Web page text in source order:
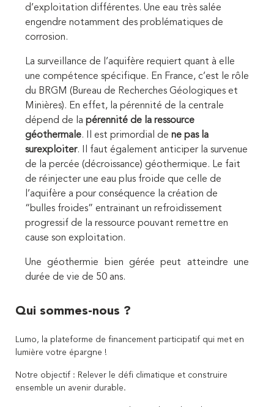
d’exploitation différentes. Une eau très salée
engendre notamment des problématiques de
corrosion.
La surveillance de l’aquifère requiert quant à elle
une compétence spécifique. En France, c’est le rôle
du BRGM (Bureau de Recherches Géologiques et
Minières). En effet, la pérennité de la centrale
dépend de la pérennité de la ressource
géothermale. Il est primordial de ne pas la
surexploiter. Il faut également anticiper la survenue
de la percée (décroissance) géothermique. Le fait
de réinjecter une eau plus froide que celle de
l’aquifère a pour conséquence la création de
“bulles froides” entrainant un refroidissement
progressif de la ressource pouvant remettre en
cause son exploitation.
Une géothermie bien gérée peut atteindre une
durée de vie de 50 ans.
Qui sommes-nous ?
Lumo, la plateforme de financement participatif qui met en
lumière votre épargne !
Notre objectif : Relever le défi climatique et construire
ensemble un avenir durable.